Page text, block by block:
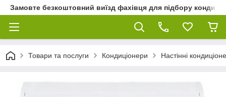
Замовте безкоштовний виїзд фахівця для підбору
Товари та послуги Кондиціонери Настінні